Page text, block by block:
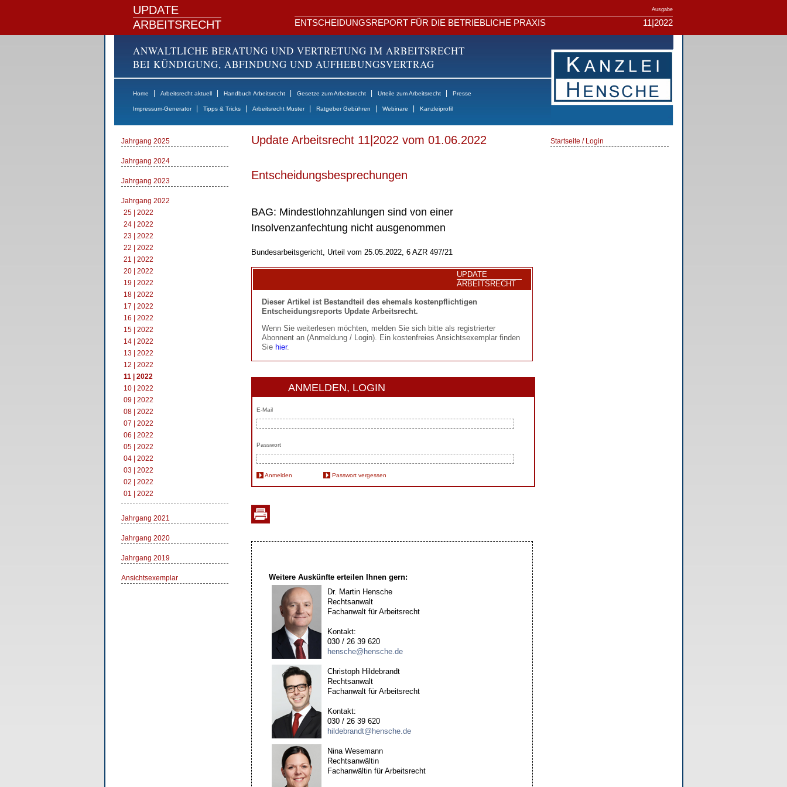
UPDATE
ARBEITSRECHT
Ausgabe
ENTSCHEIDUNGSREPORT FÜR DIE BETRIEBLICHE PRAXIS 11|2022
ANWALTLICHE BERATUNG UND VERTRETUNG IM ARBEITSRECHT
BEI KÜNDIGUNG, ABFINDUNG UND AUFHEBUNGSVERTRAG
Home Arbeitsrecht aktuell Handbuch Arbeitsrecht Gesetze zum Arbeitsrecht Urteile zum Arbeitsrecht Presse
Impressum-Generator Tipps & Tricks Arbeitsrecht Muster Ratgeber Gebühren Webinare Kanzleiprofil
Jahrgang 2025
Jahrgang 2024
Jahrgang 2023
Jahrgang 2022
25 | 2022
24 | 2022
23 | 2022
22 | 2022
21 | 2022
20 | 2022
19 | 2022
18 | 2022
17 | 2022
16 | 2022
15 | 2022
14 | 2022
13 | 2022
12 | 2022
11 | 2022
10 | 2022
09 | 2022
08 | 2022
07 | 2022
06 | 2022
05 | 2022
04 | 2022
03 | 2022
02 | 2022
01 | 2022
Jahrgang 2021
Jahrgang 2020
Jahrgang 2019
Ansichtsexemplar
Update Arbeitsrecht 11|2022 vom 01.06.2022
Entscheidungsbesprechungen
BAG: Mindestlohnzahlungen sind von einer
Insolvenzanfechtung nicht ausgenommen
Bundesarbeitsgericht, Urteil vom 25.05.2022, 6 AZR 497/21
UPDATE
ARBEITSRECHT
Dieser Artikel ist Bestandteil des ehemals kostenpflichtigen
Entscheidungsreports Update Arbeitsrecht.
Wenn Sie weiterlesen möchten, melden Sie sich bitte als registrierter
Abonnent an (Anmeldung / Login). Ein kostenfreies Ansichtsexemplar finden
Sie hier.
ANMELDEN, LOGIN
E-Mail
Passwort
Anmelden Passwort vergessen
Weitere Auskünfte erteilen Ihnen gern:
Dr. Martin Hensche
Rechtsanwalt
Fachanwalt für Arbeitsrecht
Kontakt:
030 / 26 39 620
hensche@hensche.de
Christoph Hildebrandt
Rechtsanwalt
Fachanwalt für Arbeitsrecht
Kontakt:
030 / 26 39 620
hildebrandt@hensche.de
Nina Wesemann
Rechtsanwältin
Fachanwältin für Arbeitsrecht
Startseite / Login